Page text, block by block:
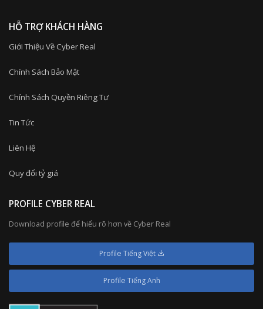
HỖ TRỢ KHÁCH HÀNG
Giới Thiệu Về Cyber Real
Chính Sách Bảo Mật
Chính Sách Quyền Riêng Tư
Tin Tức
Liên Hệ
Quy đổi tỷ giá
PROFILE CYBER REAL
Download profile để hiểu rõ hơn về Cyber Real
Profile Tiếng Việt
Profile Tiếng Anh